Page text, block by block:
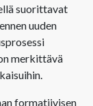
suorittavat
uuden
merkittävä
formatiivisen